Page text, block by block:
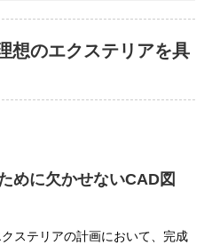
想のエクステリアを具
めに欠かせないCAD図
ステリアの計画において、完成